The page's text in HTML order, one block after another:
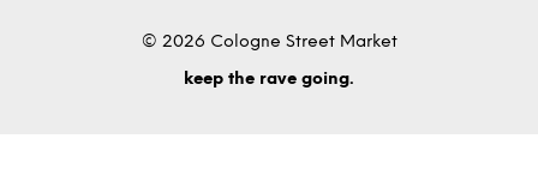
© 2026 Cologne Street Market
keep the rave going.